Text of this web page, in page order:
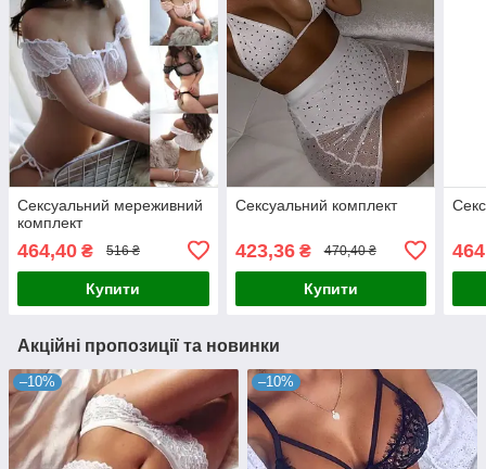
Сексуальний мереживний
комплект
464,40 ₴ 516 ₴
Купити
Сексуальний комплект
423,36₴ 470,40 ₴
Купити
Акційні пропозиції та новинки
–10% –10%